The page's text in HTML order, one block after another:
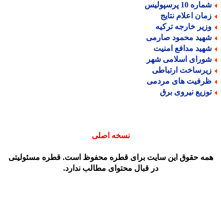
10 پرسپولیس
اعلام نتایج
خارجه ترکیه
محمود صارمی
مدافع امنیت
اسلامی شهر
ارتباطی
های مردمی
نیروی برق
نسخه اصلی
حقوق این سایت برای قطره محفوظ است. قطره مسئولیتی
در قبال محتوای مطالب ندارد.